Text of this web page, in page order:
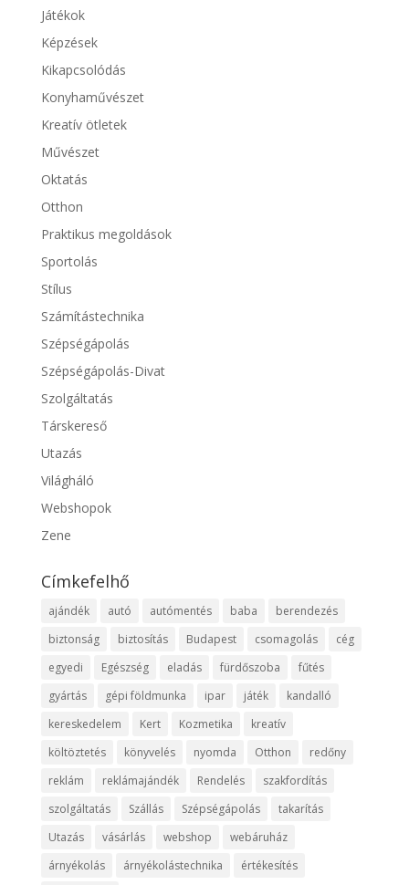
Játékok
Képzések
Kikapcsolódás
Konyhaművészet
Kreatív ötletek
Művészet
Oktatás
Otthon
Praktikus megoldások
Sportolás
Stílus
Számítástechnika
Szépségápolás
Szépségápolás-Divat
Szolgáltatás
Társkereső
Utazás
Világháló
Webshopok
Zene
Címkefelhő
ajándék autó autómentés baba
berendezés
biztonság
biztosítás Budapest csomagolás
cég
egyedi
Egészség eladás fürdőszoba
fűtés
gyártás
gépi földmunka ipar játék
kandalló
kereskedelem
Kert Kozmetika
kreatív
költöztetés
könyvelés nyomda Otthon
redőny
reklám
reklámajándék Rendelés
szakfordítás
szolgáltatás
Szállás Szépségápolás
takarítás
Utazás
vásárlás webshop
webáruház
árnyékolás
árnyékolástechnika értékesítés